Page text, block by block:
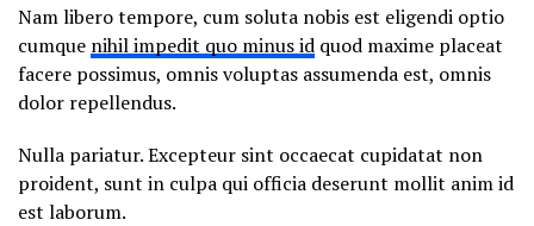
Nam libero tempore, cum soluta nobis est eligendi optio
cumque nihil impedit quo minus id quod maxime placeat
facere possimus, omnis voluptas assumenda est, omnis
dolor repellendus.
Nulla pariatur. Excepteur sint occaecat cupidatat non
proident, sunt in culpa qui officia deserunt mollit anim id
est laborum.